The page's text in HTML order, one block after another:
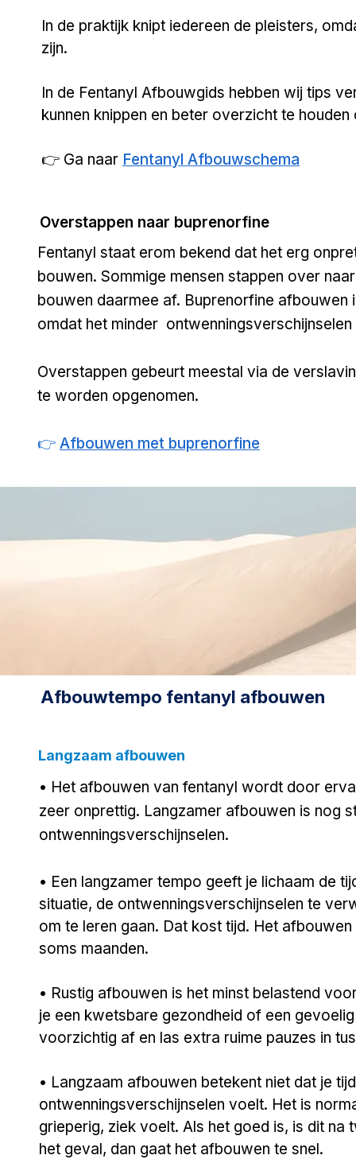
In de praktijk knipt iedereen de pleisters,
zijn.
In de Fentanyl Afbouwgids hebben wij tips
kunnen knippen en beter overzicht te
👉 Ga naar Fentanyl Afbouwschema
Overstappen naar buprenorfine
​​Fentanyl staat erom bekend dat het erg
bouwen. Sommige mensen stappen over
bouwen daarmee af. Buprenorfine afbouwen
omdat het minder
Overstappen gebeurt meestal via de
te worden opgenomen.
👉 Afbouwen met buprenorfine
Afbouwtempo fentanyl afbouwen
Langzaam afbouwen
• Het afbouwen van fentanyl wordt door
zeer onprettig. Langzamer afbouwen is nog
ontwenningsverschijnselen.
• Een langzamer tempo geeft je lichaam de
situatie, de ontwenningsverschijnselen te
om te leren gaan. Dat kost tijd. Het
soms maanden.
• Rustig afbouwen is het minst belastend
je een kwetsbare gezondheid of een
voorzichtig af en las extra ruime pauzes in
• Langzaam afbouwen betekent niet dat je
ontwenningsverschijnselen voelt. Het is
grieperig, ziek voelt. Als het goed is, is dit na
het geval, dan gaat het afbouwen te snel.